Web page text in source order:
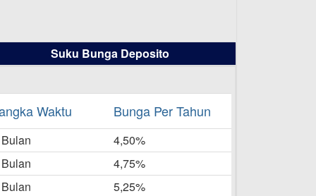
Daftar Pemenang Undian
16-06-2025
Daftar Pemenang Undian
TAMASHA Bulan Mei 2025
20-05-2025
Laporan Keuangan Berkelanjutan
Suku Bunga Deposito
Waktu Bunga Per Tahun
4,50%
4,75%
5,25%